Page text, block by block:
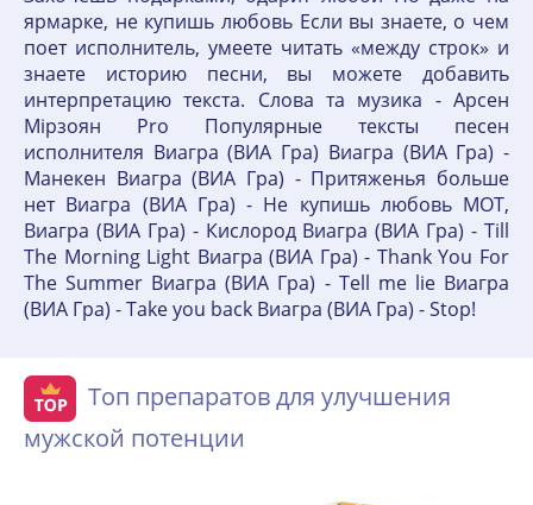
ярмарке, не купишь любовь Если вы знаете, о чем
поет исполнитель, умеете читать «между строк» и
знаете историю песни, вы можете добавить
интерпретацию текста. Слова та музика - Арсен
Мірзоян Pro Популярные тексты песен
исполнителя Виагра (ВИА Гра) Виагра (ВИА Гра) -
Манекен Виагра (ВИА Гра) - Притяженья больше
нет Виагра (ВИА Гра) - Не купишь любовь МОТ,
Виагра (ВИА Гра) - Кислород Виагра (ВИА Гра) - Till
The Morning Light Виагра (ВИА Гра) - Thank You For
The Summer Виагра (ВИА Гра) - Tell me lie Виагра
(ВИА Гра) - Take you back Виагра (ВИА Гра) - Stop!
Топ препаратов для улучшения
мужской потенции